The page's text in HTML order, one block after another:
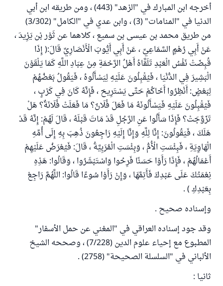
أخرجه ابن المبارك في "الزهد" (443) ، ومن طريقه ابن أبي
الدنيا في "المنامات" (3) ، وابن عدي في "الكامل" (3/302)
من طريق محمد بن عيسى بن سميع ، كلاهما عن ثَوْر بْن يَزِيدَ ،
عَنْ أَبِي رُهْمٍ السَّمَاعِيِّ ، عَنْ أَبِي أَيُّوبَ الْأَنْصَارِيِّ قَالَ:( إِذَا
قُبِضَتْ نَفْسُ الْعَبْدِ تَلَقَّاهُ أَهْلُ الرَّحْمَةِ مِنْ عِبَادِ اللَّهِ كَمَا يَلْقَوْنَ
الْبَشِيرَ فِي الدُّنْيَا ، فَيُقْبِلُونَ عَلَيْهِ لِيَسْأَلُوهُ ، فَيَقُولُ بَعْضُهُمْ
لِبَعْضٍ: أَنْظِرُوا أَخَاكُمْ حَتَّى يَسْتَرِيحَ ، فَإِنَّهُ كَانَ فِي كَرْبٍ ،
فَيُقْبِلُونَ عَلَيْهِ فَيَسْأَلُونَهُ مَا فَعَلَ فُلَانٌ؟ مَا فَعَلَتْ فُلَانَةٌ؟ هَلْ
تَزَوَّجَتْ؟ فَإِذَا سَأَلُوا عَنِ الرَّجُلِ قَدْ مَاتَ قَبْلَهُ ، قَالَ لَهُمْ: إِنَّهُ قَدْ
هَلَكَ ، فَيَقُولُونَ: إِنَّا لِلَّهِ وَإِنَّا إِلَيْهِ رَاجِعُونَ ذُهِبَ بِهِ إِلَى أُمِّهِ
الْهَاوِيَةِ ، فَبِئْسَتِ الْأُمُّ ، وَبِئْسَتِ الْمُرَبِيَّةُ ، قَالَ: فَيُعْرَضُ عَلَيْهِمْ
أَعْمَالُهُمْ ، فَإِذَا رَأَوْا حَسَنًا فَرِحُوا وَاسْتَبْشَرُوا ، وَقَالُوا: هَذِهِ
نِعْمَتُكَ عَلَى عَبْدِكَ فَأَتِمَّهَا ، وَإِنْ رَأَوْا سُوءًا قَالُوا: اللَّهُمَّ رَاجِعْ
بِعَبْدِكِ ) .
وإسناده صحيح .
وقد جود إسناده العراقي في "المغني عن حمل الأسفار"
المطبوع مع إحياء علوم الدين (7/228) ، وصححه الشيخ
الألباني في "السلسلة الصحيحة" (2758) .
ثانيا :